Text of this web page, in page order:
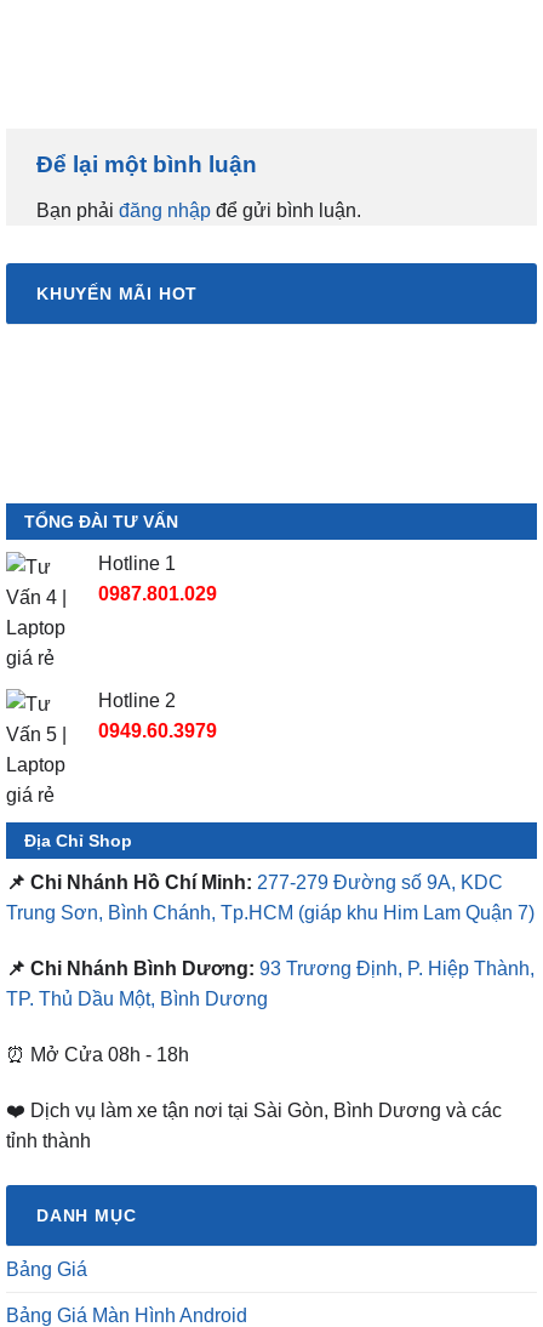
Để lại một bình luận
Bạn phải đăng nhập để gửi bình luận.
KHUYẾN MÃI HOT
TỔNG ĐÀI TƯ VẤN
Hotline 1
0987.801.029
Hotline 2
0949.60.3979
Địa Chỉ Shop
📌 Chi Nhánh Hồ Chí Minh: 277-279 Đường số 9A, KDC
Trung Sơn, Bình Chánh, Tp.HCM (giáp khu Him Lam Quận 7)
📌 Chi Nhánh Bình Dương: 93 Trương Định, P. Hiệp Thành,
TP. Thủ Dầu Một, Bình Dương
⏰ Mở Cửa 08h - 18h
❤️ Dịch vụ làm xe tận nơi tại Sài Gòn, Bình Dương và các
tỉnh thành
DANH MỤC
Bảng Giá
Bảng Giá Màn Hình Android